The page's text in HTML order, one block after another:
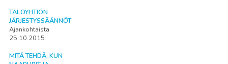
TALOYHTIÖN
JÄRJESTYSSÄÄNNÖT
Ajankohtaista
25.10.2015
MITÄ TEHDÄ, KUN